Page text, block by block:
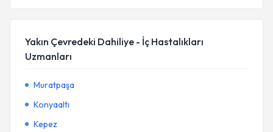
Yakın Çevredeki Dahiliye - İç Hastalıkları
Uzmanları
Muratpaşa
Konyaaltı
Kepez